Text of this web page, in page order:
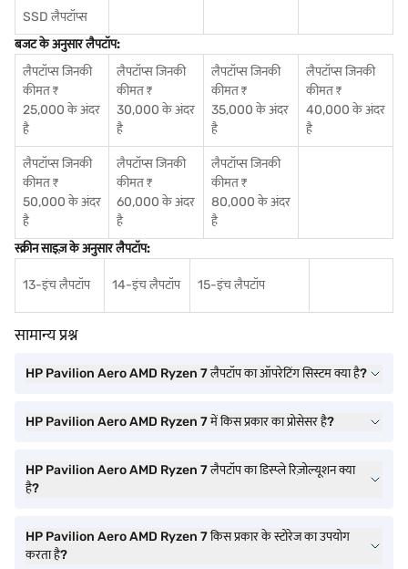
SSD लैपटॉप्स
बजट के अनुसार लैपटॉप:
लैपटॉप्स जिनकी
कीमत ₹
25,000 के अंदर
है
लैपटॉप्स जिनकी
कीमत ₹
30,000 के अंदर
है
लैपटॉप्स जिनकी
कीमत ₹
35,000 के अंदर
है
लैपटॉप्स जिनकी
कीमत ₹
40,000 के अंदर
है
लैपटॉप्स जिनकी
कीमत ₹
50,000 के अंदर
है
लैपटॉप्स जिनकी
कीमत ₹
60,000 के अंदर
है
लैपटॉप्स जिनकी
कीमत ₹
80,000 के अंदर
है
स्क्रीन साइज़ के अनुसार लैपटॉप:
13-इंच लैपटॉप 14-इंच लैपटॉप 15-इंच लैपटॉप
सामान्य प्रश्न
HP Pavilion Aero AMD Ryzen 7 लैपटॉप का ऑपरेटिंग सिस्टम क्या है?
HP Pavilion Aero AMD Ryzen 7 में किस प्रकार का प्रोसेसर है?
HP Pavilion Aero AMD Ryzen 7 लैपटॉप का डिस्प्ले रिज़ोल्यूशन क्या
है?
HP Pavilion Aero AMD Ryzen 7 किस प्रकार के स्टोरेज का उपयोग
करता है?